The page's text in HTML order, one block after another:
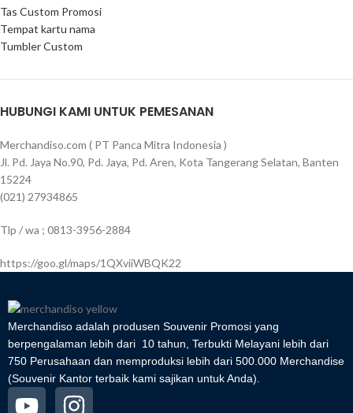
Tas Custom Promosi
Tempat kartu nama
Tumbler Custom
HUBUNGI KAMI UNTUK PEMESANAN
Merchandiso.com ( PT Panca Mitra Indonesia )
Jl. Pd. Jaya No.90, Pd. Jaya, Pd. Aren, Kota Tangerang Selatan, Banten
15224
(021) 27934865
Tlp / wa ; 0813-3956-2884
https://goo.gl/maps/1QXviiWBQK22
Merchandiso adalah produsen Souvenir Promosi yang
berpengalaman lebih dari 10 tahun, Terbukti Melayani lebih dari
750 Perusahaan dan memproduksi lebih dari 500.000 Merchandise
(Souvenir Kantor terbaik kami sajikan untuk Anda).